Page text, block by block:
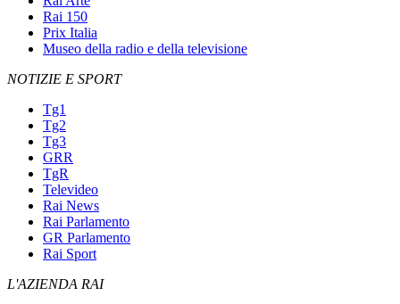
Rai 150
Prix Italia
Museo della radio e della televisione
NOTIZIE E SPORT
Tg1
Tg2
Tg3
GRR
TgR
Televideo
Rai News
Rai Parlamento
GR Parlamento
Rai Sport
L'AZIENDA RAI